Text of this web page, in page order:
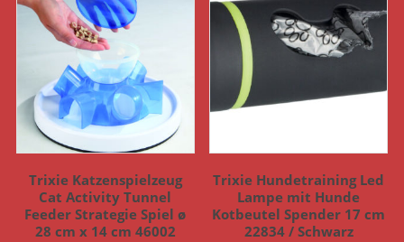
Trixie Katzenspielzeug
Cat Activity Tunnel
Feeder Strategie Spiel ø
28 cm x 14 cm 46002
Trixie Hundetraining Led
Lampe mit Hunde
Kotbeutel Spender 17 cm
22834 / Schwarz